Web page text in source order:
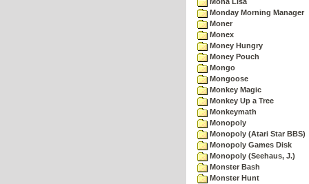
Monday Morning Manager
Moner
Monex
Money Hungry
Money Pouch
Mongo
Mongoose
Monkey Magic
Monkey Up a Tree
Monkeymath
Monopoly
Monopoly (Atari Star BBS)
Monopoly Games Disk
Monopoly (Seehaus, J.)
Monster Bash
Monster Hunt